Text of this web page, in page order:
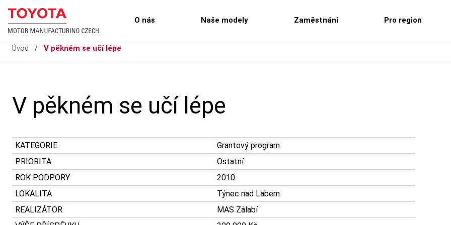
O nás Naše modely Zaměstnání Pro region
Úvod / V pěkném se učí lépe
V pěkném se učí lépe
KATEGORIE
Grantový program
PRIORITA
Ostatní
ROK PODPORY
2010
LOKALITA
Týnec nad Labem
REALIZÁTOR
MAS Zálabí